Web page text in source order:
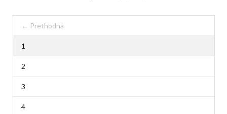
← Prethodna
1
2
3
4